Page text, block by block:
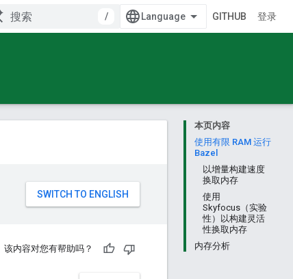
/ GITHUB 登录
本页内容
使用有限 RAM 运行
Bazel
以增量构建速度
换取内存
使用
Skyfocus（实验
性）以构建灵活
性换取内存
内存分析
该内容对您有帮助吗？